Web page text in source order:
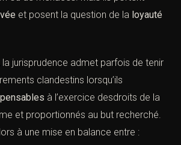
preuve, enregistrements
questions spécifiques. Ils peuvent
le seulmoyen de démontrer
ou de menaces. Mais ils
vie privéeet posent la question de
.